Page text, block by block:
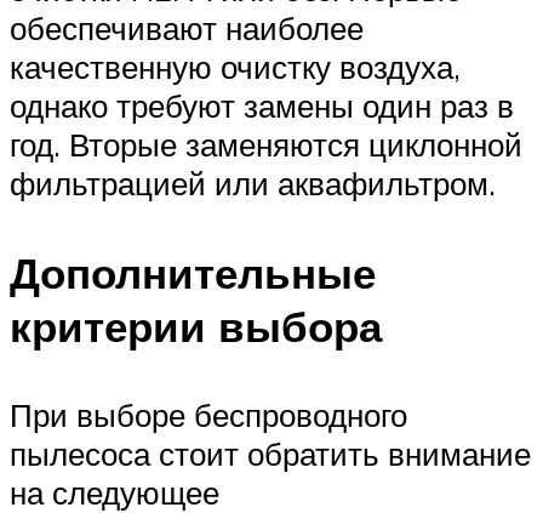
обеспечивают наиболее
качественную очистку воздуха,
однако требуют замены один раз в
год. Вторые заменяются циклонной
фильтрацией или аквафильтром.
Дополнительные
критерии выбора
При выборе беспроводного
пылесоса стоит обратить внимание
на следующее